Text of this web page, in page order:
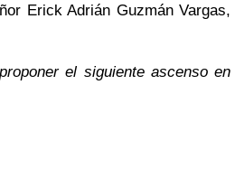
Erick Adrián Guzmán Vargas,
el siguiente ascenso en